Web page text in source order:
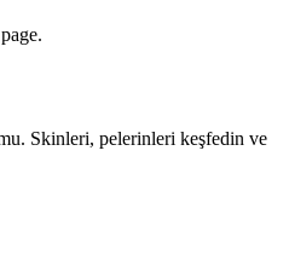
Skinleri, pelerinleri keşfedin ve